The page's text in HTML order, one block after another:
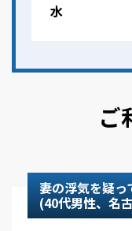
水
ご
妻の浮気を疑っ
(40代男性、名